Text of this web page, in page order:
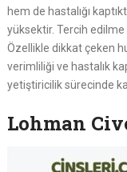
hem de hastalığı
yüksektir. Tercih edilme
Özellikle dikkat çeken
verimliliği ve hastalık
yetiştiricilik sürecinde
Lohman